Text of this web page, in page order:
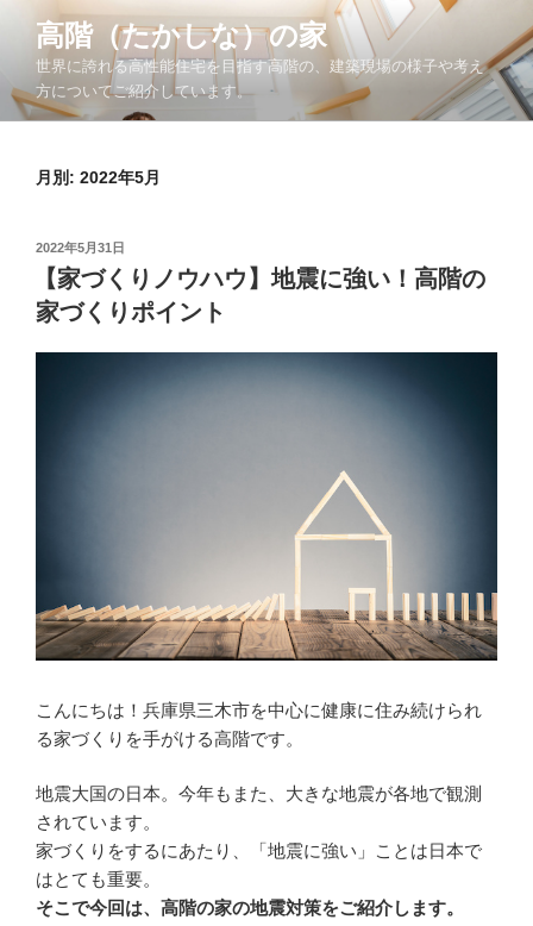
ン
ツ
高階（たかしな）の家
世界に誇れる高性能住宅を目指す高階の、建築現場の様子や考え
方についてご紹介しています。
月別: 2022年5月
投
稿
日:
2022年5月31日
【家づくりノウハウ】地震に強い！高階の
家づくりポイント
こんにちは！兵庫県三木市を中心に健康に住み続けられ
る家づくりを手がける高階です。
地震大国の日本。今年もまた、大きな地震が各地で観測
されています。
家づくりをするにあたり、「地震に強い」ことは日本で
はとても重要。
そこで今回は、高階の家の地震対策をご紹介します。